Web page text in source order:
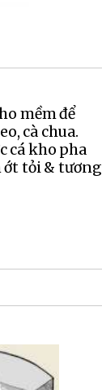
mềm để
cà chua.
cá kho pha
ớt tỏi & tương